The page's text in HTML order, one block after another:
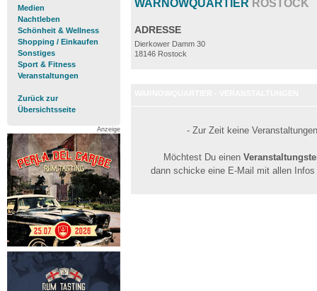
Medien
Nachtleben
Schönheit & Wellness
Shopping / Einkaufen
Sonstiges
Sport & Fitness
Veranstaltungen
Zurück zur
Übersichtsseite
Anzeige
WARNOWQUARTIER ROSTOCK
ADRESSE
Dierkower Damm 30
18146 Rostock
- Zur Zeit keine
Möchtest Du einen
dann schicke eine E-Mail mit allen